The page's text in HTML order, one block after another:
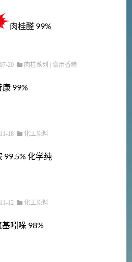
肉桂醛 99%
20 肉桂系列 | 食用香精
99%
18 化工原料
99.5% 化学纯
12 化工原料
吲哚 98%